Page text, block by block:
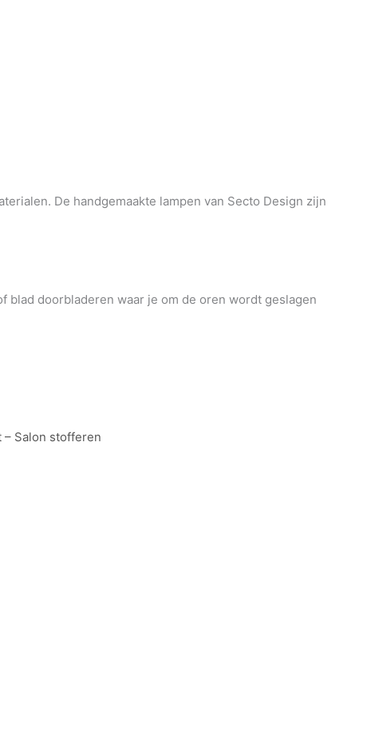
De handgemaakte lampen van Secto Design zijn
blad doorbladeren waar je om de oren wordt geslagen
– Salon stofferen